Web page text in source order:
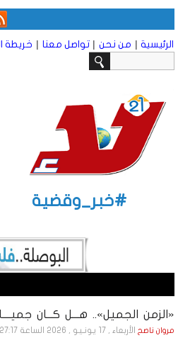
الرئيسية | من نحن | تواصل معنا | خريطة
#خبر_وقضية
«الزمن الجميل».. هـــل كـــان
مروان ناصح الأربعاء , 17 يـونـيـو , 2026 الساعة 4:27:17 AM